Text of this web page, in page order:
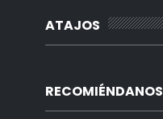
ATAJOS
RECOMIÉNDANOS